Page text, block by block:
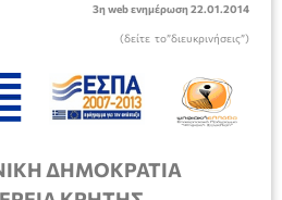
3η web ενημέρωση 22.01.2014
(δείτε το”διευκρινήσεις”)
ΔΗΜΟΚΡΑΤΙΑ